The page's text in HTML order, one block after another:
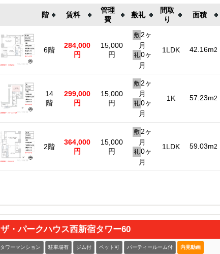
階 賃料
管理
費
敷礼
間取
り
面積
6階
284,000
円
15,000
円
敷2ヶ
月
礼0ヶ
月
1LDK 42.16m2
14
階
299,000
円
15,000
円
敷2ヶ
月
礼0ヶ
月
1K 57.23m2
2階
364,000
円
15,000
円
敷2ヶ
月
礼0ヶ
月
1LDK 59.03m2
ザ・パークハウス西新宿タワー60
タワーマンション 駐車場有 ジム付 ペット可 パーティールーム付 内見動画